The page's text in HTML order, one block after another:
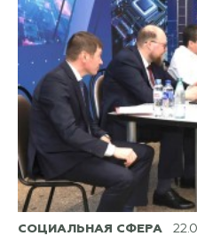
СОЦИАЛЬНАЯ СФЕРА